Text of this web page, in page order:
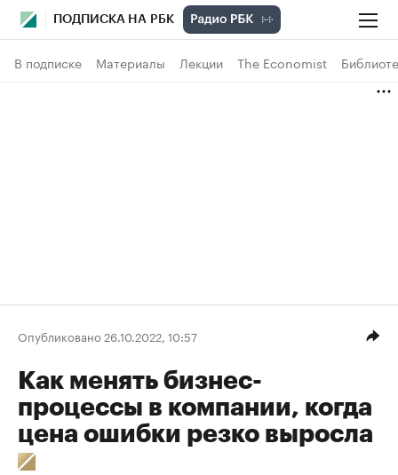
ПОДПИСКА НА РБК
В подписке Материалы Лекции The Economist
Опубликовано 26.10.2022, 10:57
Как менять бизнес-
процессы в компании, когда
цена ошибки резко выросла